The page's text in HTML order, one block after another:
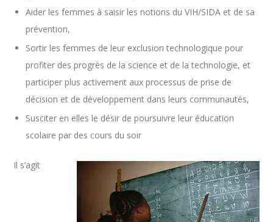
Aider les femmes à saisir les notions du VIH/SIDA et de sa
prévention,
Sortir les femmes de leur exclusion technologique pour
profiter des progrès de la science et de la technologie, et
participer plus activement aux processus de prise de
décision et de développement dans leurs communautés,
Susciter en elles le désir de poursuivre leur éducation
scolaire par des cours du soir
Il s’agit